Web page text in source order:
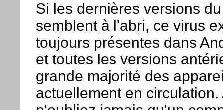
Si les dernières versions
semblent à l'abri, ce virus
toujours présentes dans
et toutes les versions
grande majorité des
actuellement en